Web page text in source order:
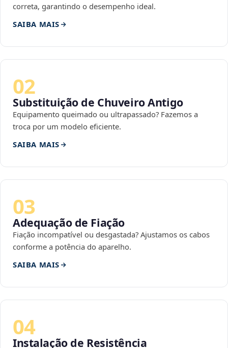
correta, garantindo o desempenho ideal.
SAIBA MAIS
02
Substituição de Chuveiro Antigo
Equipamento queimado ou ultrapassado? Fazemos a
troca por um modelo eficiente.
SAIBA MAIS
03
Adequação de Fiação
Fiação incompatível ou desgastada? Ajustamos os cabos
conforme a potência do aparelho.
SAIBA MAIS
04
Instalação de Resistência